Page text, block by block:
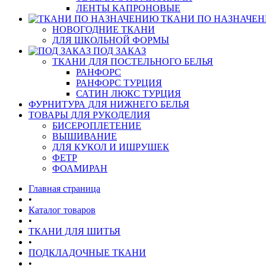
ЛЕНТЫ КАПРОНОВЫЕ
ТКАНИ ПО
НОВОГОДНИЕ ТКАНИ
ДЛЯ ШКОЛЬНОЙ ФОРМЫ
ПОД ЗАКАЗ
ТКАНИ ДЛЯ ПОСТЕЛЬНОГО БЕЛЬЯ
РАНФОРС
РАНФОРС ТУРЦИЯ
САТИН ЛЮКС ТУРЦИЯ
ФУРНИТУРА ДЛЯ НИЖНЕГО БЕЛЬЯ
ТОВАРЫ ДЛЯ РУКОДЕЛИЯ
БИСЕРОПЛЕТЕНИЕ
ВЫШИВАНИЕ
ДЛЯ КУКОЛ И ИШРУШЕК
ФЕТР
ФОАМИРАН
Главная страница
•
Каталог товаров
•
ТКАНИ ДЛЯ ШИТЬЯ
•
ПОДКЛАДОЧНЫЕ ТКАНИ
•